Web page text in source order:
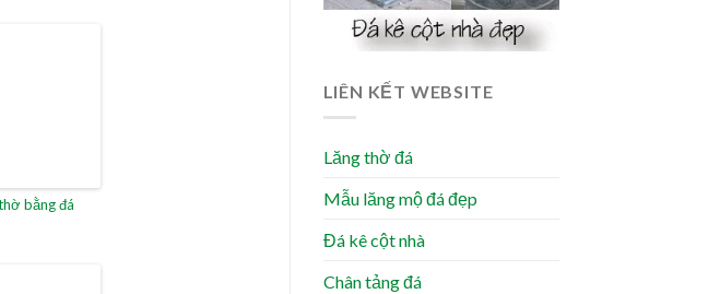
bằng đá
LIÊN KẾT WEBSITE
Lăng thờ đá
Mẫu lăng mộ đá đẹp
Đá kê cột nhà
Chân tảng đá